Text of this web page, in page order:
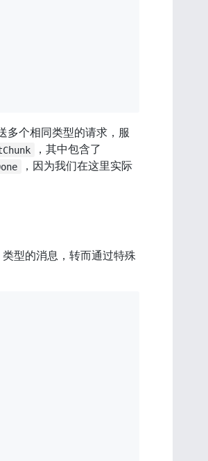
个相同类型的请求，服
，其中包含了
，因为我们在这里实际
型的消息，转而通过特殊